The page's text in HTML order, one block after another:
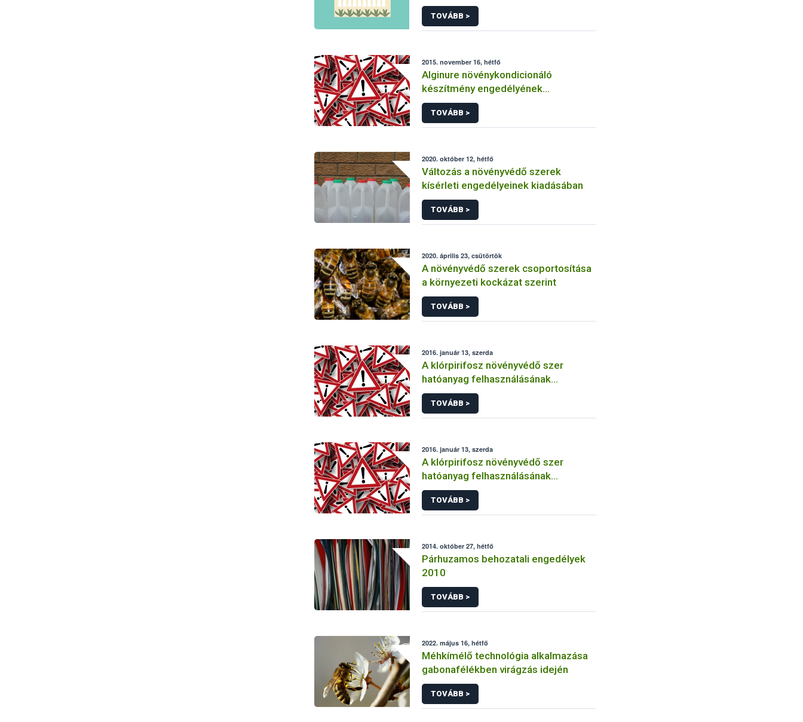
TOVÁBB >
2015. november 16, hétfő
Alginure növénykondicionáló
készítmény engedélyének
felfüggesztése
TOVÁBB >
2020. október 12, hétfő
Változás a növényvédő szerek
kísérleti engedélyeinek kiadásában
TOVÁBB >
2020. április 23, csütörtök
A növényvédő szerek csoportosítása
a környezeti kockázat szerint
TOVÁBB >
2016. január 13, szerda
A klórpirifosz növényvédő szer
hatóanyag felhasználásának
korlátozása
TOVÁBB >
2016. január 13, szerda
A klórpirifosz növényvédő szer
hatóanyag felhasználásának
korlátozása
TOVÁBB >
2014. október 27, hétfő
Párhuzamos behozatali engedélyek
2010
TOVÁBB >
2022. május 16, hétfő
Méhkímélő technológia alkalmazása
gabonafélékben virágzás idején
TOVÁBB >